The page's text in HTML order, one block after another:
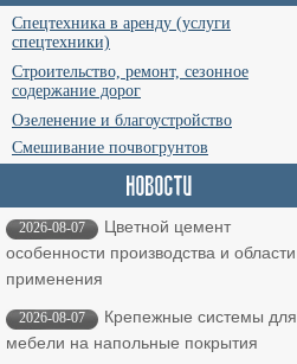
Спецтехника в аренду (услуги
спецтехники)
Строительство, ремонт, сезонное
содержание дорог
Озеленение и благоустройство
Смешивание почвогрунтов
2026-08-07
Цветной цемент
особенности производства и области
применения
2026-08-07
Крепежные системы для
мебели на напольные покрытия